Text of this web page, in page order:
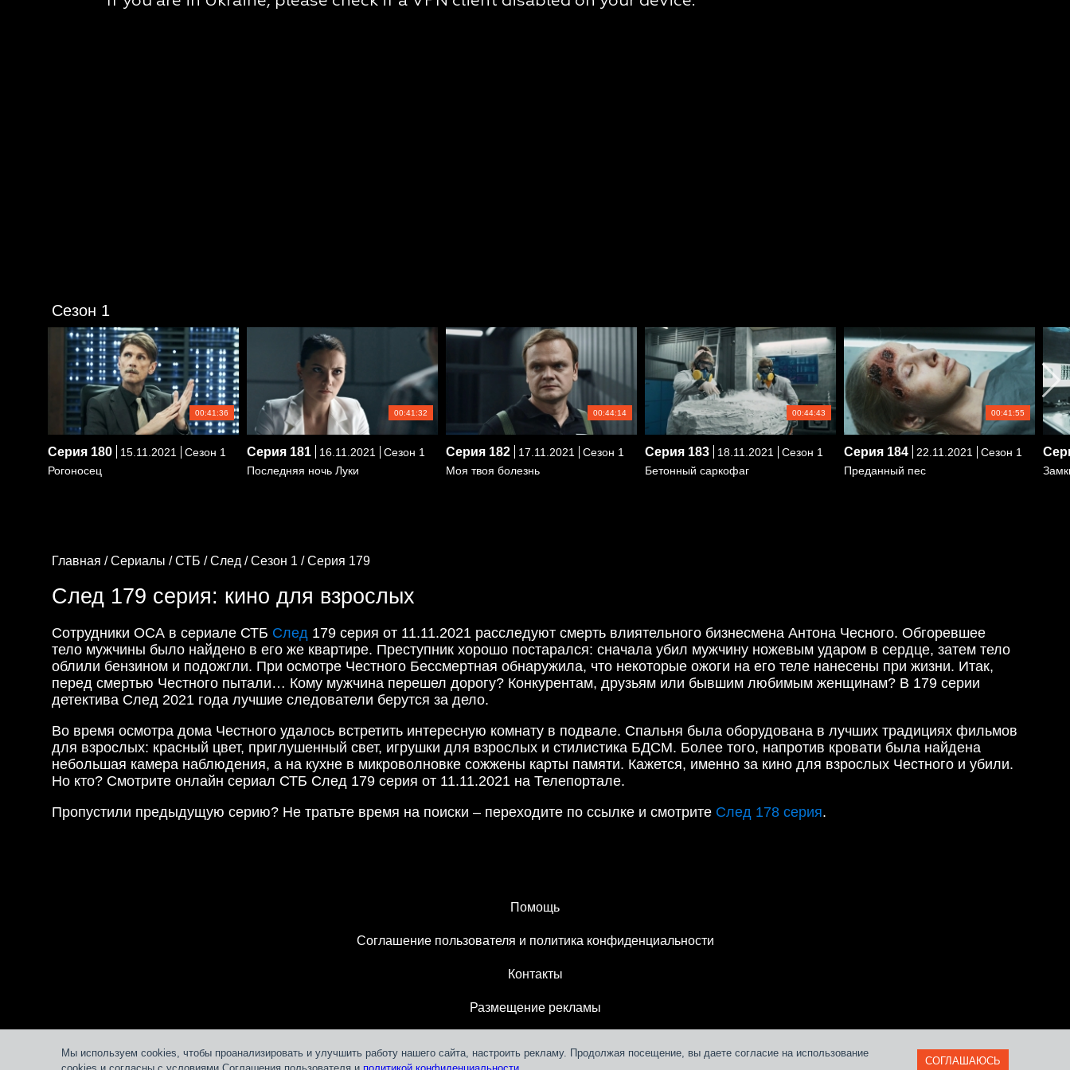
Мы используем cookies, чтобы проанализировать и улучшить работу нашего сайта, настроить рекламу. Продолжая посещение, вы даете согласие на использование
СОГЛАШАЮСЬ
Сезон 1
00:41:36
Серия 180 15.11.2021
Сезон 1
Рогоносец
00:41:32
Серия 181 16.11.2021
Сезон 1
Последняя ночь Луки
00:44:14
Серия 182 17.11.2021
Сезон 1
Моя твоя болезнь
00:44:43
Серия 183 18.11.2021
Сезон 1
Бетонный саркофаг
00:41:55
Серия 184 22.11.2021
Сезон 1
Преданный пес
Главная /Сериалы /СТБ /След /Сезон 1 /Серия 179
След 179 серия: кино для взрослых
Сотрудники ОСА в сериале СТБ След 179 серия от 11.11.2021 расследуют смерть влиятельного бизнесмена Антона Чесного. Обгоревшее
тело мужчины было найдено в его же квартире. Преступник хорошо постарался: сначала убил мужчину ножевым ударом в сердце, затем тело
облили бензином и подожгли. При осмотре Честного Бессмертная обнаружила, что некоторые ожоги на его теле нанесены при жизни. Итак,
перед смертью Честного пытали… Кому мужчина перешел дорогу? Конкурентам, друзьям или бывшим любимым женщинам? В 179 серии
детектива След 2021 года лучшие следователи берутся за дело.
Во время осмотра дома Честного удалось встретить интересную комнату в подвале. Спальня была оборудована в лучших традициях фильмов
для взрослых: красный цвет, приглушенный свет, игрушки для взрослых и стилистика БДСМ. Более того, напротив кровати была найдена
небольшая камера наблюдения, а на кухне в микроволновке сожжены карты памяти. Кажется, именно за кино для взрослых Честного и убили.
Но кто? Смотрите онлайн сериал СТБ След 179 серия от 11.11.2021 на Телепортале.
Пропустили предыдущую серию? Не тратьте время на поиски – переходите по ссылке и смотрите След 178 серия.
Помощь
Соглашение пользователя и политика конфиденциальности
Контакты
Размещение рекламы